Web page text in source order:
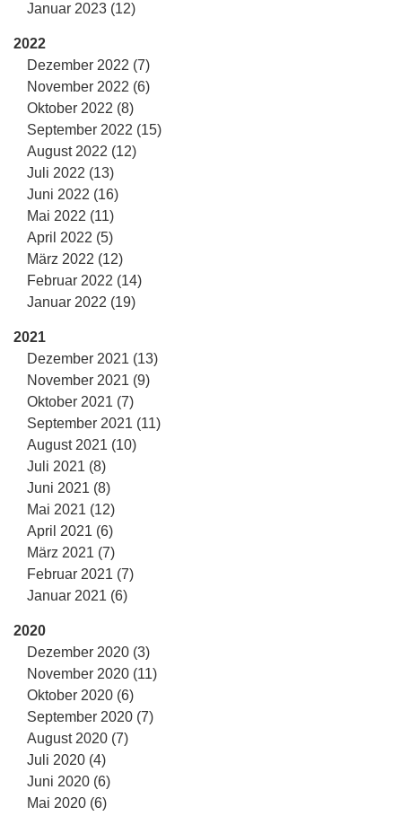
Januar 2023 (12)
2022
Dezember 2022 (7)
November 2022 (6)
Oktober 2022 (8)
September 2022 (15)
August 2022 (12)
Juli 2022 (13)
Juni 2022 (16)
Mai 2022 (11)
April 2022 (5)
März 2022 (12)
Februar 2022 (14)
Januar 2022 (19)
2021
Dezember 2021 (13)
November 2021 (9)
Oktober 2021 (7)
September 2021 (11)
August 2021 (10)
Juli 2021 (8)
Juni 2021 (8)
Mai 2021 (12)
April 2021 (6)
März 2021 (7)
Februar 2021 (7)
Januar 2021 (6)
2020
Dezember 2020 (3)
November 2020 (11)
Oktober 2020 (6)
September 2020 (7)
August 2020 (7)
Juli 2020 (4)
Juni 2020 (6)
Mai 2020 (6)